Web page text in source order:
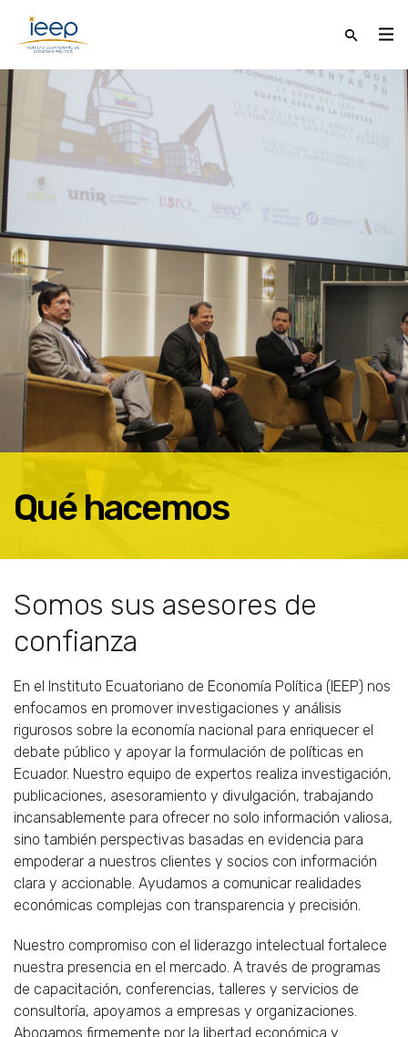
Qué hacemos
Somos sus asesores de
confianza
En el Instituto Ecuatoriano de Economía Política (IEEP) nos
enfocamos en promover investigaciones y análisis
rigurosos sobre la economía nacional para enriquecer el
debate público y apoyar la formulación de políticas en
Ecuador. Nuestro equipo de expertos realiza investigación,
publicaciones, asesoramiento y divulgación, trabajando
incansablemente para ofrecer no solo información valiosa,
sino también perspectivas basadas en evidencia para
empoderar a nuestros clientes y socios con información
clara y accionable. Ayudamos a comunicar realidades
económicas complejas con transparencia y precisión.
Nuestro compromiso con el liderazgo intelectual fortalece
nuestra presencia en el mercado. A través de programas
de capacitación, conferencias, talleres y servicios de
consultoría, apoyamos a empresas y organizaciones.
Abogamos firmemente por la libertad económica y